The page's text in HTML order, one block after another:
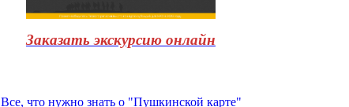
Заказать экскурсию онлайн
Все, что нужно знать о "Пушкинской карте"